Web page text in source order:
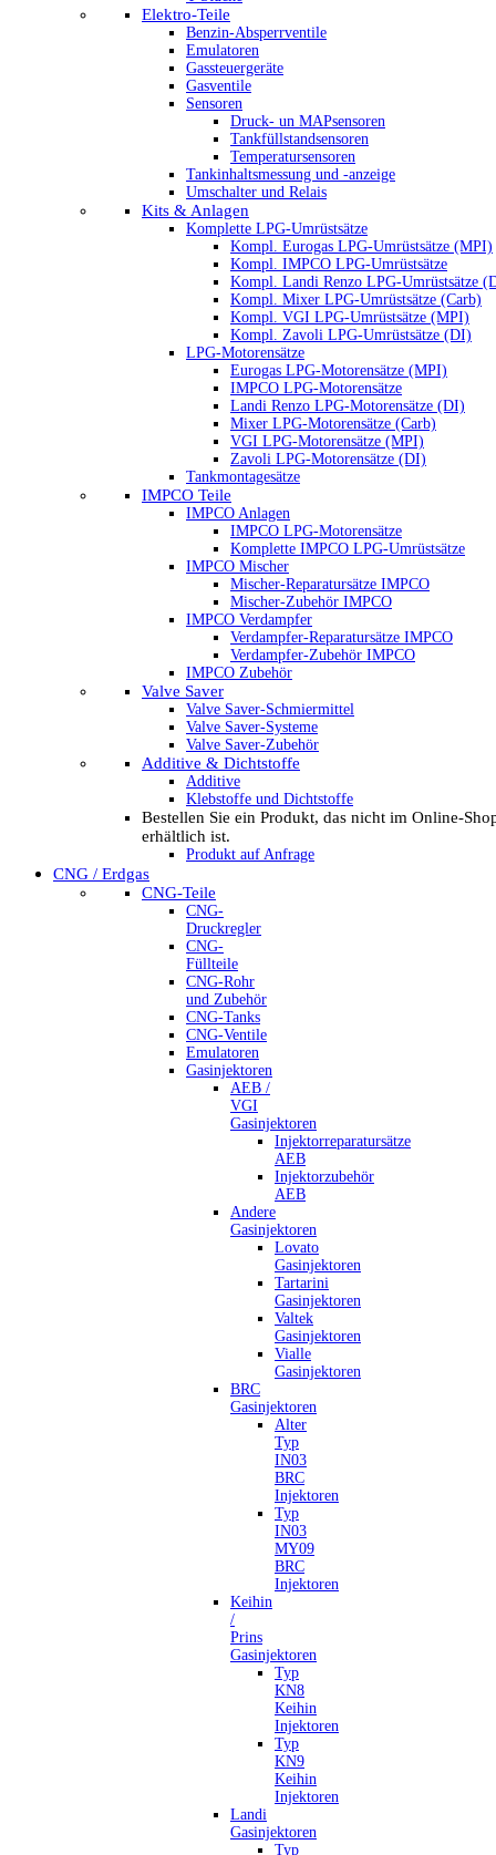
Elektro-Teile
Benzin-Absperrventile
Emulatoren
Gassteuergeräte
Gasventile
Sensoren
Druck- un MAPsensoren
Tankfüllstandsensoren
Temperatursensoren
Tankinhaltsmessung und -anzeige
Umschalter und Relais
Kits & Anlagen
Komplette LPG-Umrüstsätze
Kompl. Eurogas LPG-Umrüstsätze (MPI)
Kompl. IMPCO LPG-Umrüstsätze
Kompl. Landi Renzo LPG-Umrüstsätze
Kompl. Mixer LPG-Umrüstsätze (Carb)
Kompl. VGI LPG-Umrüstsätze (MPI)
Kompl. Zavoli LPG-Umrüstsätze (DI)
LPG-Motorensätze
Eurogas LPG-Motorensätze (MPI)
IMPCO LPG-Motorensätze
Landi Renzo LPG-Motorensätze (DI)
Mixer LPG-Motorensätze (Carb)
VGI LPG-Motorensätze (MPI)
Zavoli LPG-Motorensätze (DI)
Tankmontagesätze
IMPCO Teile
IMPCO Anlagen
IMPCO LPG-Motorensätze
Komplette IMPCO LPG-Umrüstsätze
IMPCO Mischer
Mischer-Reparatursätze IMPCO
Mischer-Zubehör IMPCO
IMPCO Verdampfer
Verdampfer-Reparatursätze IMPCO
Verdampfer-Zubehör IMPCO
IMPCO Zubehör
Valve Saver
Valve Saver-Schmiermittel
Valve Saver-Systeme
Valve Saver-Zubehör
Additive & Dichtstoffe
Additive
Klebstoffe und Dichtstoffe
Bestellen Sie ein Produkt, das nicht im Online-
erhältlich ist.
Produkt auf Anfrage
CNG / Erdgas
CNG-Teile
CNG-
Druckregler
CNG-
Füllteile
CNG-Rohr
und Zubehör
CNG-Tanks
CNG-Ventile
Emulatoren
Gasinjektoren
AEB /
VGI
Gasinjektoren
Injektorreparatursätze
AEB
Injektorzubehör
AEB
Andere
Gasinjektoren
Lovato
Gasinjektoren
Tartarini
Gasinjektoren
Valtek
Gasinjektoren
Vialle
Gasinjektoren
BRC
Gasinjektoren
Alter
Typ
IN03
BRC
Injektoren
Typ
IN03
MY09
BRC
Injektoren
Keihin
/
Prins
Gasinjektoren
Typ
KN8
Keihin
Injektoren
Typ
KN9
Keihin
Injektoren
Landi
Gasinjektoren
Typ